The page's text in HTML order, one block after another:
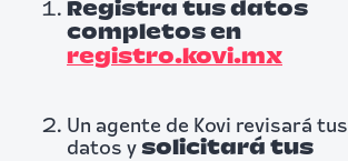
Registra tus datos
completos en
registro.kovi.mx
Un agente de Kovi revisará tus
datos y solicitará tus